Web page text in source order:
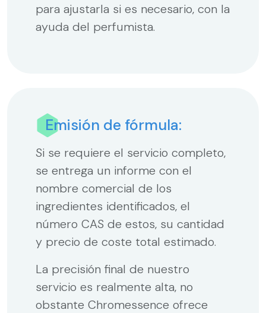
para ajustarla si es necesario, con la
ayuda del perfumista.
Emisión de fórmula:
Si se requiere el servicio completo,
se entrega un informe con el
nombre comercial de los
ingredientes identificados, el
número CAS de estos, su cantidad
y precio de coste total estimado.
La precisión final de nuestro
servicio es realmente alta, no
obstante Chromessence ofrece